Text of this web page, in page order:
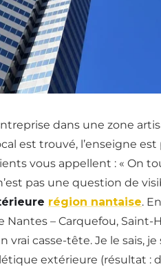
dans une zone
est trouvé, l’enseigne
vous appellent : « On
pas une question de
région nantaise.
– Carquefou, Saint-
casse-tête. Je le sais, je
extérieure (résultat :